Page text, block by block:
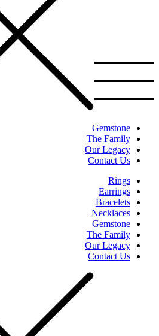
Gemstone
The Family
Our Legacy
Contact Us
Rings
Earrings
Bracelets
Necklaces
Gemstone
The Family
Our Legacy
Contact Us